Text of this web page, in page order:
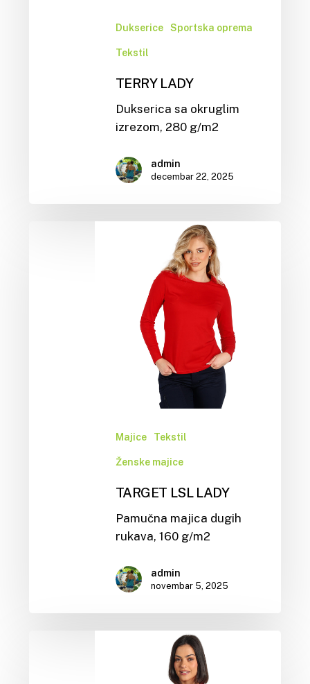
Dukserice Sportska oprema
Tekstil
TERRY LADY
Dukserica sa okruglim
izrezom, 280 g/m2
admin
decembar 22, 2025
Majice Tekstil
Ženske majice
TARGET LSL LADY
Pamučna majica dugih
rukava, 160 g/m2
admin
novembar 5, 2025